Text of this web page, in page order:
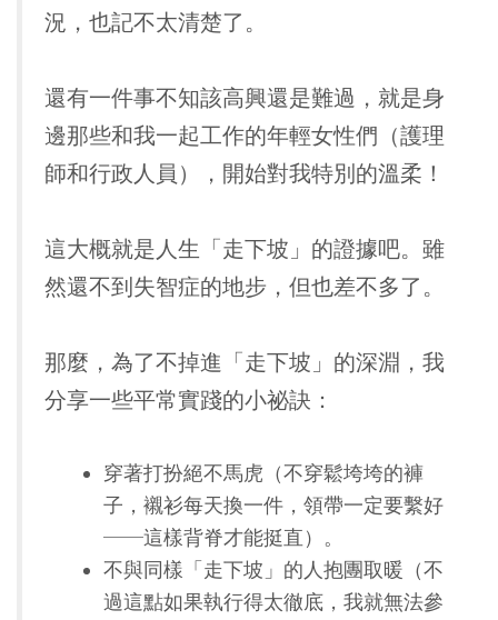
況，也記不太清楚了。
還有一件事不知該高興還是難過，就是身
邊那些和我一起工作的年輕女性們（護理
師和行政人員），開始對我特別的溫柔！
這大概就是人生「走下坡」的證據吧。雖
然還不到失智症的地步，但也差不多了。
那麼，為了不掉進「走下坡」的深淵，我
分享一些平常實踐的小祕訣：
穿著打扮絕不馬虎（不穿鬆垮垮的褲
子，襯衫每天換一件，領帶一定要繫好
──這樣背脊才能挺直）。
不與同樣「走下坡」的人抱團取暖（不
過這點如果執行得太徹底，我就無法參